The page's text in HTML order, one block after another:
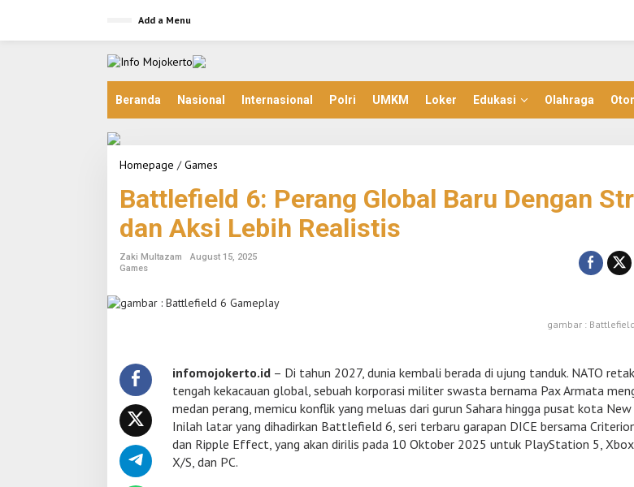
Add a Menu
Beranda Nasional Internasional Polri UMKM Loker Edukasi Olahraga
Homepage / Games
t
t
l
e
f
d
e
a
n
g
G
o
Battlefield 6: Perang Global Baru Dengan
dan Aksi Lebih Realistis
Zaki Multazam
August 15, 2025
Games
gambar :
infomojokerto.id– Di tahun 2027, dunia kembali berada di ujung tanduk. NATO
tengah kekacauan global, sebuah korporasi militer swasta bernama Pax Armata
medan perang, memicu konflik yang meluas dari gurun Sahara hingga pusat kota New
Inilah latar yang dihadirkan Battlefield 6, seri terbaru garapan DICE bersama
dan Ripple Effect, yang akan dirilis pada 10 Oktober 2025 untuk PlayStation 5, Xbox
X/S, dan PC.